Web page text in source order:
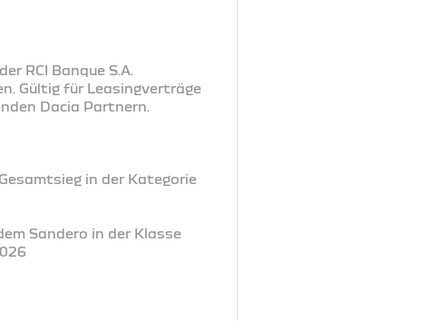
RCI Banque S.A.
Gültig für Leasingverträge
Dacia Partnern.
in der Kategorie
Sandero in der Klasse